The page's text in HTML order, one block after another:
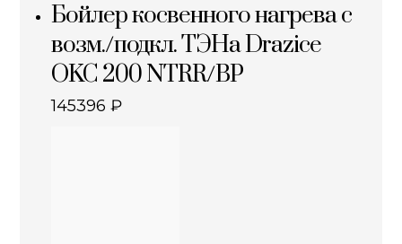
Бойлер косвенного нагрева с
возм./подкл. ТЭНа Drazice
OKC 200 NTRR/BP
145396₽